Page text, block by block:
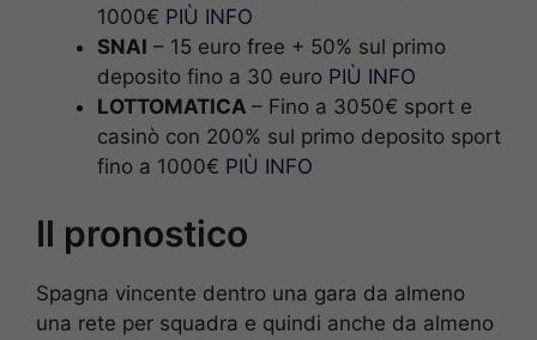
1000€ PIÙ INFO
SNAI – 15 euro free + 50% sul primo
deposito fino a 30 euro PIÙ INFO
LOTTOMATICA – Fino a 3050€ sport e
casinò con 200% sul primo deposito sport
fino a 1000€ PIÙ INFO
Il pronostico
Spagna vincente dentro una gara da almeno
una rete per squadra e quindi anche da almeno